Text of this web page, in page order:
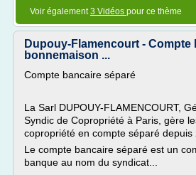
Voir également3 Vidéos pour ce thème
Dupouy-Flamencourt - Compte
bonnemaison ...
Compte bancaire séparé
La Sarl DUPOUY-FLAMENCOURT,
Syndic de Copropriété à Paris, gère
copropriété en compte séparé depuis
Le compte bancaire séparé est un
banque au nom du syndicat...